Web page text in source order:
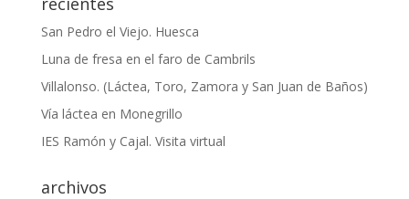
San Pedro el Viejo. Huesca
Luna de fresa en el faro de Cambrils
Villalonso. (Láctea, Toro, Zamora y San Juan de Baños)
Vía láctea en Monegrillo
IES Ramón y Cajal. Visita virtual
archivos